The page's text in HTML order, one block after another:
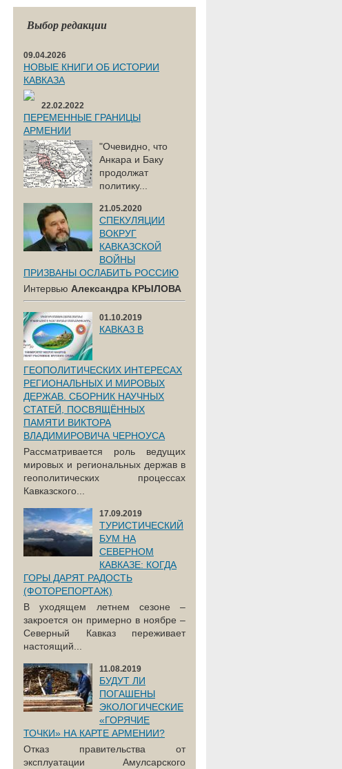
Выбор редакции
09.04.2026
НОВЫЕ КНИГИ ОБ ИСТОРИИ
КАВКАЗА
22.02.2022
ПЕРЕМЕННЫЕ ГРАНИЦЫ
АРМЕНИИ
"Очевидно, что
Анкара и Баку
продолжат
политику...
21.05.2020
СПЕКУЛЯЦИИ
ВОКРУГ
КАВКАЗСКОЙ
ВОЙНЫ
ПРИЗВАНЫ ОСЛАБИТЬ РОССИЮ
Интервью Александра КРЫЛОВА
01.10.2019
КАВКАЗ В
ГЕОПОЛИТИЧЕСКИХ ИНТЕРЕСАХ
РЕГИОНАЛЬНЫХ И МИРОВЫХ
ДЕРЖАВ. СБОРНИК НАУЧНЫХ
СТАТЕЙ, ПОСВЯЩЁННЫХ
ПАМЯТИ ВИКТОРА
ВЛАДИМИРОВИЧА ЧЕРНОУСА
Рассматривается роль ведущих
мировых и региональных держав в
геополитических процессах
Кавказского...
17.09.2019
ТУРИСТИЧЕСКИЙ
БУМ НА
СЕВЕРНОМ
КАВКАЗЕ: КОГДА
ГОРЫ ДАРЯТ РАДОСТЬ
(ФОТОРЕПОРТАЖ)
В уходящем летнем сезоне –
закроется он примерно в ноябре –
Северный Кавказ переживает
настоящий...
11.08.2019
БУДУТ ЛИ
ПОГАШЕНЫ
ЭКОЛОГИЧЕСКИЕ
«ГОРЯЧИЕ
ТОЧКИ» НА КАРТЕ АРМЕНИИ?
Отказ правительства от
эксплуатации Амулсарского